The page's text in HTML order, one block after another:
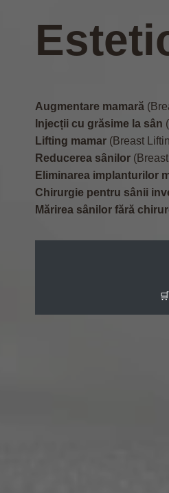
Augmentare mamară
Injecții cu grăsime la sân
Lifting mamar (Breast
Reducerea sânilor
Eliminarea implanturilor
Chirurgie pentru sânii
Mărirea sânilor fără